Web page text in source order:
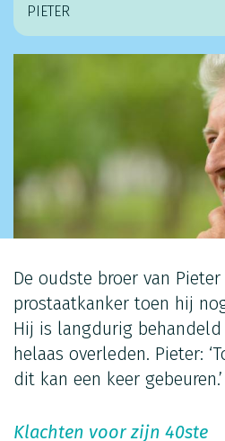
PIETER
De oudste broer van Pieter
prostaatkanker toen hij
Hij is langdurig
helaas overleden. Pieter:
dit kan een keer gebeuren.’
Klachten voor zijn 40ste